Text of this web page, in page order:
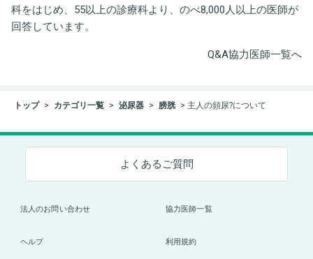
科をはじめ、55以上の診療科より、のべ8,000人以上の医師が
回答しています。
Q&A協力医師一覧へ
トップ カテゴリ一覧 泌尿器 膀胱 主人の頻尿?について
よくあるご質問
法人のお問い合わせ 協力医師一覧
ヘルプ 利用規約